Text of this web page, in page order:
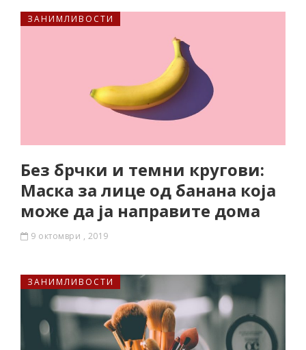
ЗАНИМЛИВОСТИ
Без брчки и темни кругови:
Маска за лице од банана која
може да ја направите дома
9 октомври , 2019
ЗАНИМЛИВОСТИ